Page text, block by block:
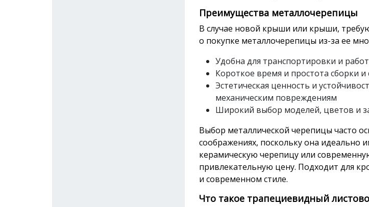
Преимущества металлочерепицы
В случае новой крыши или крыши,
о покупке металлочерепицы из-за ее
Удобна для транспортировки и
Короткое время и простота сборки и
Эстетическая ценность и
механическим повреждениям
Широкий выбор моделей, цветов и
Выбор металлической черепицы часто
соображениях, поскольку она идеально
керамическую черепицу или
привлекательную цену. Подходит для
и современном стиле.
Что такое трапециевидный